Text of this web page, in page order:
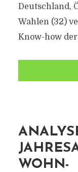
Deutschland,
Wahlen (32)
Know-how
WOHN-